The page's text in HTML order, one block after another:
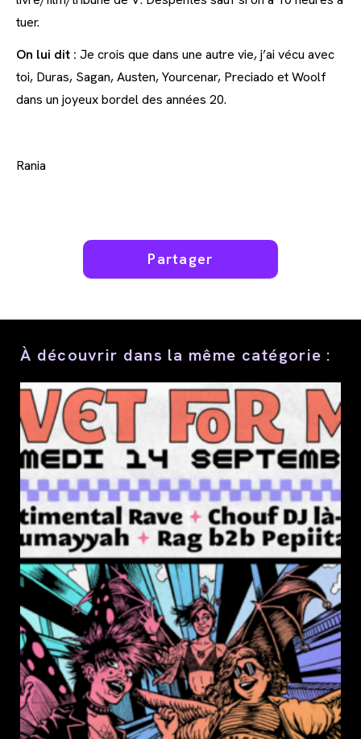
tuer.
On lui dit : Je crois que dans une autre vie, j’ai vécu avec
toi, Duras, Sagan, Austen, Yourcenar, Preciado et Woolf
dans un joyeux bordel des années 20.
Rania
Partager
Partager
À découvrir dans la même catégorie :